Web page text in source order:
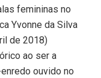
femininas no
Yvonne da Silva
de 2018)
ao ser a
ouvido no